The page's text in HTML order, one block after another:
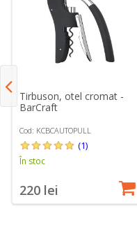
Tirbuson, otel cromat -
BarCraft
Cod: KCBCAUTOPULL
(1)
În stoc
220 lei